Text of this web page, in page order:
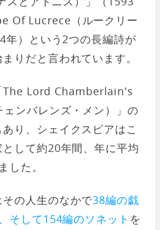
Of Lucrece（ルークリー
年）という2つの長編詩が
りだと言われています。
The Lord Chamberlain's
ンバレンズ・メン）」の
り、シェイクスピアはこ
して約20年間、年に平均
した。
の人生のなかで38編の戯
そして154編のソネット を